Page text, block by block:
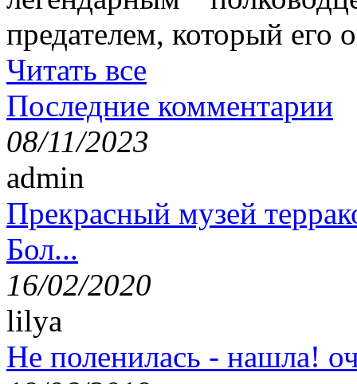
предателем, который его
Читать все
Последние комментарии
08/11/2023
admin
Прекрасный музей
Бол...
16/02/2020
lilya
Не поленилась - нашла!